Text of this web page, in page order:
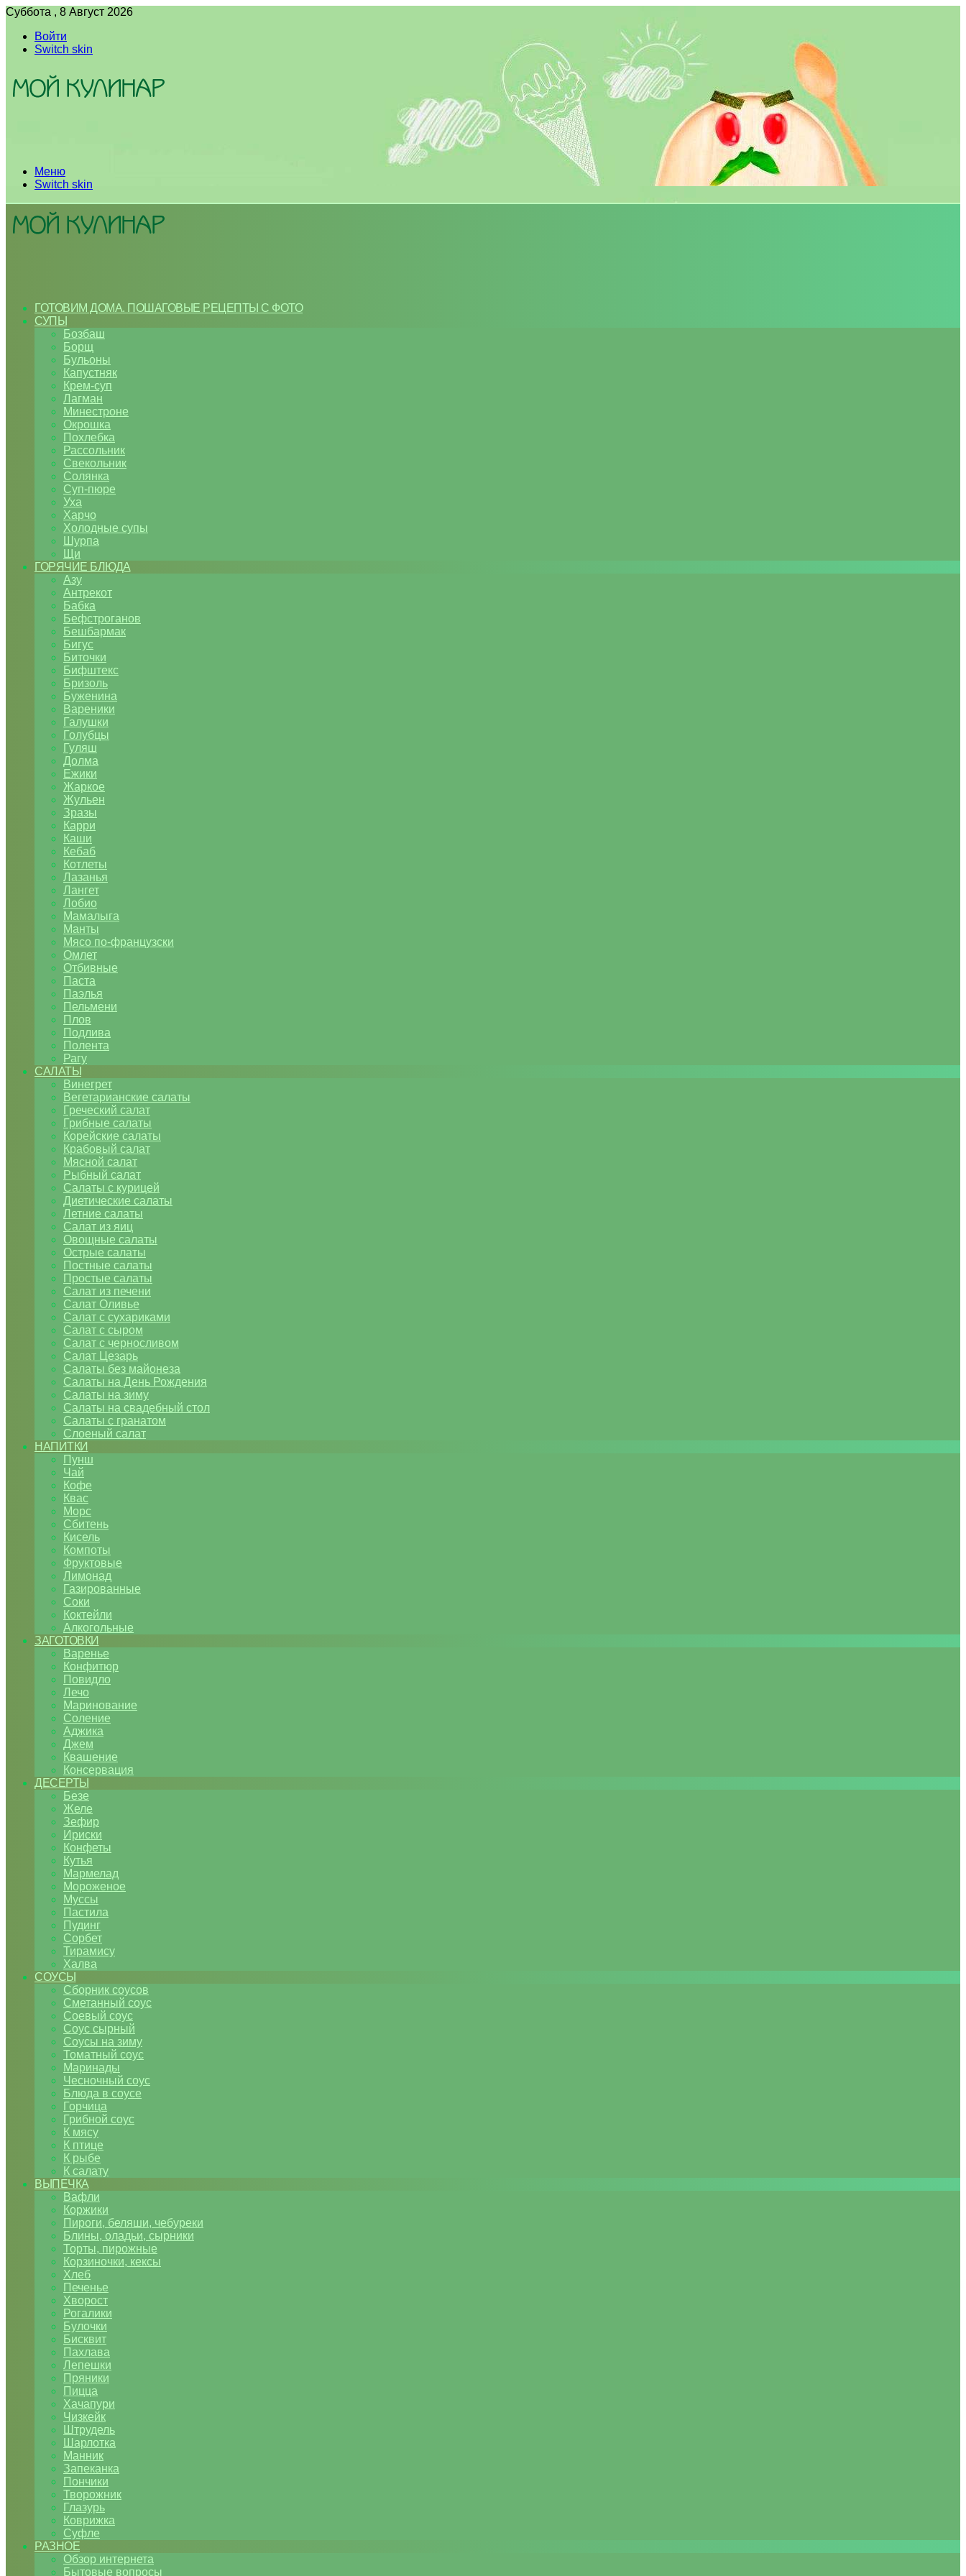
Суббота , 8 Август 2026
Войти
Switch skin
Меню
Switch skin
ГОТОВИМ ДОМА. ПОШАГОВЫЕ РЕЦЕПТЫ С ФОТО
СУПЫ
Бозбаш
Борщ
Бульоны
Капустняк
Крем-суп
Лагман
Минестроне
Окрошка
Похлебка
Рассольник
Свекольник
Солянка
Суп-пюре
Уха
Харчо
Холодные супы
Шурпа
Щи
ГОРЯЧИЕ БЛЮДА
Азу
Антрекот
Бабка
Бефстроганов
Бешбармак
Бигус
Биточки
Бифштекс
Бризоль
Буженина
Вареники
Галушки
Голубцы
Гуляш
Долма
Ежики
Жаркое
Жульен
Зразы
Карри
Каши
Кебаб
Котлеты
Лазанья
Лангет
Лобио
Мамалыга
Манты
Мясо по-французски
Омлет
Отбивные
Паста
Паэлья
Пельмени
Плов
Подлива
Полента
Рагу
САЛАТЫ
Винегрет
Вегетарианские салаты
Греческий салат
Грибные салаты
Корейские салаты
Крабовый салат
Мясной салат
Рыбный салат
Салаты с курицей
Диетические салаты
Летние салаты
Салат из яиц
Овощные салаты
Острые салаты
Постные салаты
Простые салаты
Салат из печени
Салат Оливье
Салат с сухариками
Салат с сыром
Салат с черносливом
Салат Цезарь
Салаты без майонеза
Салаты на День Рождения
Салаты на зиму
Салаты на свадебный стол
Салаты с гранатом
Слоеный салат
НАПИТКИ
Пунш
Чай
Кофе
Квас
Морс
Сбитень
Кисель
Компоты
Фруктовые
Лимонад
Газированные
Соки
Коктейли
Алкогольные
ЗАГОТОВКИ
Варенье
Конфитюр
Повидло
Лечо
Маринование
Соление
Аджика
Джем
Квашение
Консервация
ДЕСЕРТЫ
Безе
Желе
Зефир
Ириски
Конфеты
Кутья
Мармелад
Мороженое
Муссы
Пастила
Пудинг
Сорбет
Тирамису
Халва
СОУСЫ
Сборник соусов
Сметанный соус
Соевый соус
Соус сырный
Соусы на зиму
Томатный соус
Маринады
Чесночный соус
Блюда в соусе
Горчица
Грибной соус
К мясу
К птице
К рыбе
К салату
ВЫПЕЧКА
Вафли
Коржики
Пироги, беляши, чебуреки
Блины, оладьи, сырники
Торты, пирожные
Корзиночки, кексы
Хлеб
Печенье
Хворост
Рогалики
Булочки
Бисквит
Пахлава
Лепешки
Пряники
Пицца
Хачапури
Чизкейк
Штрудель
Шарлотка
Манник
Запеканка
Пончики
Творожник
Глазурь
Коврижка
Суфле
РАЗНОЕ
Обзор интернета
Бытовые вопросы